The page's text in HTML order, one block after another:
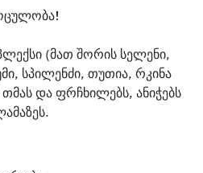
(მათ შორის სელენი,
სპილენძი, თუთია, რკინა
და ფრჩხილებს, ანიჭებს